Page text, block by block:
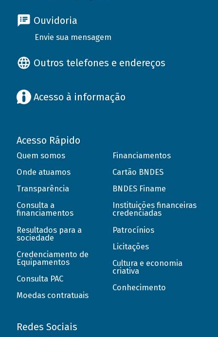
Ouvidoria
Envie sua mensagem
Outros telefones e endereços
Acesso à informação
Acesso Rápido
Quem somos
Onde atuamos
Transparência
Consulta a
financiamentos
Resultados para a
sociedade
Credenciamento de
Equipamentos
Consulta PAC
Moedas contratuais
Financiamentos
Cartão BNDES
BNDES Finame
Instituições financeiras
credenciadas
Patrocínios
Licitações
Cultura e economia
criativa
Conhecimento
Redes Sociais